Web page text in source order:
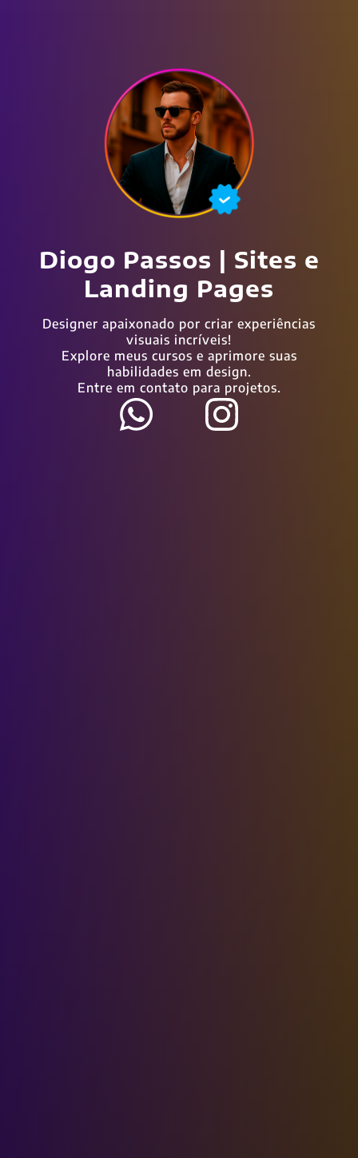
Diogo Passos | Sites e
Landing Pages
Designer apaixonado por criar experiências
visuais incríveis!
Explore meus cursos e aprimore suas
habilidades em design.
Entre em contato para projetos.